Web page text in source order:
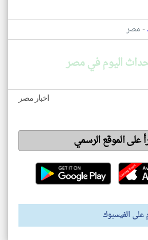
-مصر
اليوم في مصر
اخبار مصر
على الموقع الرسمي
الفيسبوك